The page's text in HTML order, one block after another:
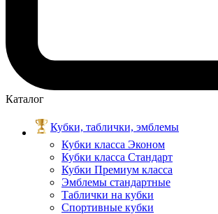
Каталог
Кубки, таблички, эмблемы
Кубки класса Эконом
Кубки класса Стандарт
Кубки Премиум класса
Эмблемы стандартные
Таблички на кубки
Спортивные кубки